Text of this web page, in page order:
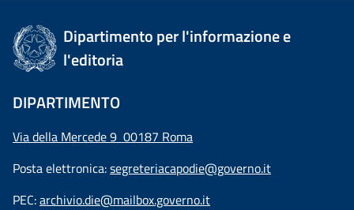
Dipartimento per l'informazione e
l'editoria
DIPARTIMENTO
Via della Mercede 9 00187 Roma
Posta elettronica:segreteriacapodie@governo.it
PEC:archivio.die@mailbox.governo.it